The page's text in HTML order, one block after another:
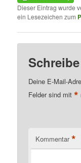
Dieser Eintrag wurde
ein Lesezeichen zum
Deine E-Mail-
Felder sind mit*
Kommentar *